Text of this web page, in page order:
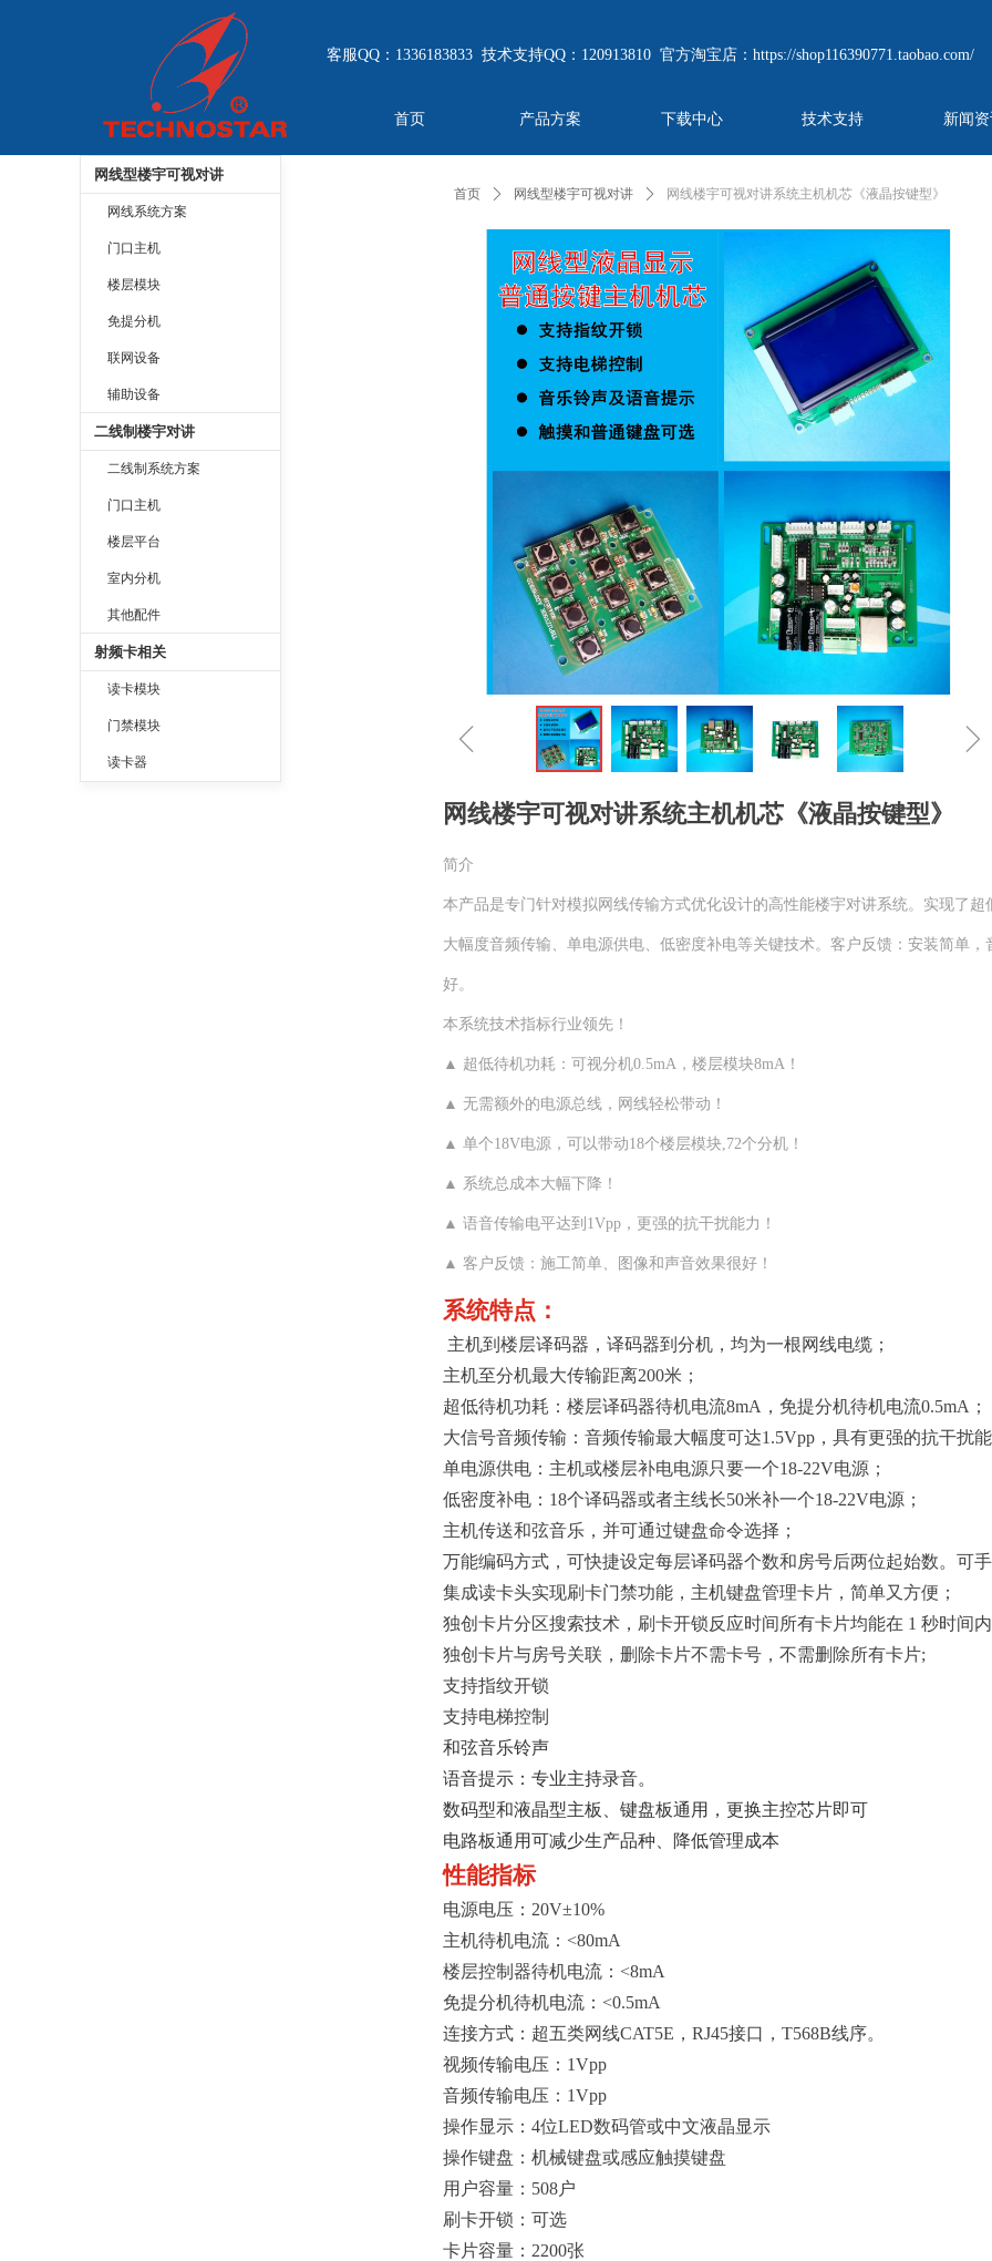
首页 产品方案 下载中心 技术支持 新闻
客服QQ：1336183833 技术支持QQ：120913810 官方淘宝店： https://shop116390771.taobao.com/
首页 ꄲ 网线型楼宇可视对讲 ꄲ 网线楼宇可视对讲系统主机机芯《液晶按键型》
ꁆ
网线楼宇可视对讲系统主机机芯《液晶按键型》
简介
本产品是专门针对模拟网线传输方式优化设计的高性能楼宇对讲系统。实现了超
大幅度音频传输、单电源供电、低密度补电等关键技术。客户反馈：安装简单，
好。
本系统技术指标行业领先！
▲ 超低待机功耗：可视分机0.5mA，楼层模块8mA！
▲ 无需额外的电源总线，网线轻松带动！
▲ 单个18V电源，可以带动18个楼层模块,72个分机！
▲ 系统总成本大幅下降！
▲ 语音传输电平达到1Vpp，更强的抗干扰能力！
▲ 客户反馈：施工简单、图像和声音效果很好！
系统特点：
主机到楼层译码器，译码器到分机，均为一根网线电缆；
主机至分机最大传输距离200米；
超低待机功耗：楼层译码器待机电流8mA，免提分机待机电流0.5mA；
大信号音频传输：音频传输最大幅度可达1.5Vpp，具有更强的抗干扰
单电源供电：主机或楼层补电电源只要一个18-22V电源；
低密度补电：18个译码器或者主线长50米补一个18-22V电源；
主机传送和弦音乐，并可通过键盘命令选择；
万能编码方式，可快捷设定每层译码器个数和房号后两位起始数。可
集成读卡头实现刷卡门禁功能，主机键盘管理卡片，简单又方便；
独创卡片分区搜索技术，刷卡开锁反应时间所有卡片均能在 1 秒时间
独创卡片与房号关联，删除卡片不需卡号，不需删除所有卡片;
支持指纹开锁
支持电梯控制
和弦音乐铃声
语音提示：专业主持录音。
数码型和液晶型主板、键盘板通用，更换主控芯片即可
电路板通用可减少生产品种、降低管理成本
性能指标
电源电压：20V±10%
主机待机电流：<80mA
楼层控制器待机电流：<8mA
免提分机待机电流：<0.5mA
连接方式：超五类网线CAT5E，RJ45接口，T568B线序。
视频传输电压：1Vpp
音频传输电压：1Vpp
操作显示：4位LED数码管或中文液晶显示
操作键盘：机械键盘或感应触摸键盘
用户容量：508户
刷卡开锁：可选
卡片容量：2200张
网线型楼宇可视对讲
网线系统方案
门口主机
楼层模块
免提分机
联网设备
辅助设备
二线制楼宇对讲
二线制系统方案
门口主机
楼层平台
室内分机
其他配件
射频卡相关
读卡模块
门禁模块
读卡器